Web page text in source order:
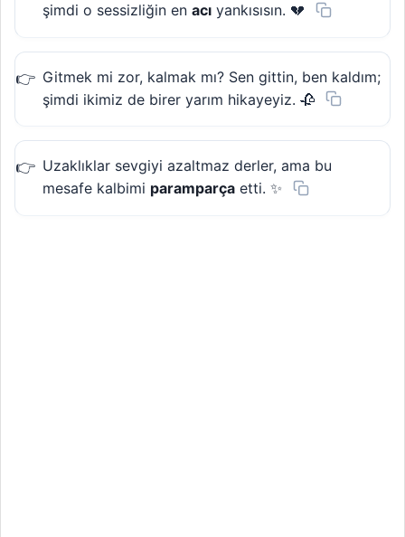
şimdi o sessizliğin en acı yankısısın. 💔
Gitmek mi zor, kalmak mı? Sen gittin, ben kaldım;
şimdi ikimiz de birer yarım hikayeyiz. 🥀
Uzaklıklar sevgiyi azaltmaz derler, ama bu
mesafe kalbimi paramparça etti. ✨